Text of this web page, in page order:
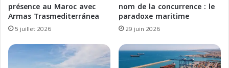
u
r
i
s
E
e
r
r
e
présence au Maroc avec
Armas Trasmediterránea
5 juillet 2026
nom de la concurrence : le
paradoxe maritime
29 juin 2026